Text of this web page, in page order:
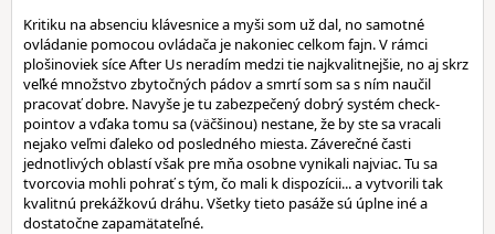
Kritiku na absenciu klávesnice a myši som už dal, no samotné
ovládanie pomocou ovládača je nakoniec celkom fajn. V rámci
plošinoviek síce After Us neradím medzi tie najkvalitnejšie, no aj skrz
veľké množstvo zbytočných pádov a smrtí som sa s ním naučil
pracovať dobre. Navyše je tu zabezpečený dobrý systém check-
pointov a vďaka tomu sa (väčšinou) nestane, že by ste sa vracali
nejako veľmi ďaleko od posledného miesta. Záverečné časti
jednotlivých oblastí však pre mňa osobne vynikali najviac. Tu sa
tvorcovia mohli pohrať s tým, čo mali k dispozícii... a vytvorili tak
kvalitnú prekážkovú dráhu. Všetky tieto pasáže sú úplne iné a
dostatočne zapamätateľné.